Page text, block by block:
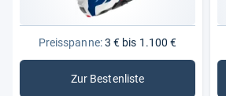
Preisspanne:3 € bis 1.100 €
Zur Bestenliste: Motorradhelme